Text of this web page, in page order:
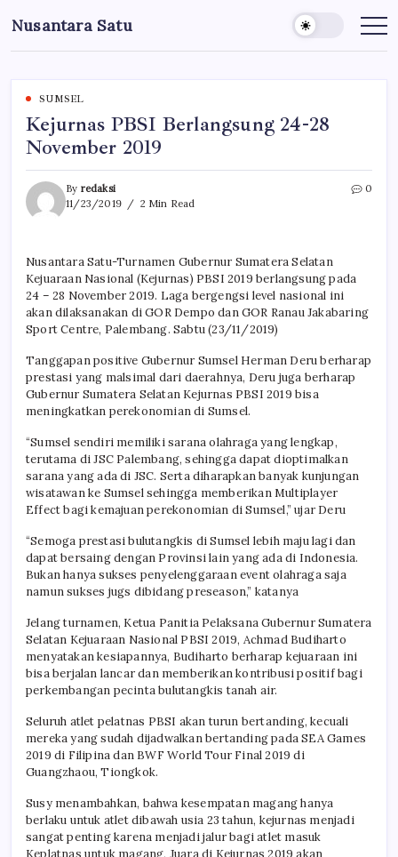
to
content
Nusantara Satu
Berita
Nusantara
SUMSEL
Kejurnas PBSI Berlangsung 24-28
November 2019
By redaksi
11/23/2019
2 Min Read
0
Nusantara Satu-Turnamen Gubernur Sumatera Selatan
Kejuaraan Nasional (Kejurnas) PBSI 2019 berlangsung pada
24 – 28 November 2019. Laga bergengsi level nasional ini
akan dilaksanakan di GOR Dempo dan GOR Ranau Jakabaring
Sport Centre, Palembang. Sabtu (23/11/2019)
Tanggapan positive Gubernur Sumsel Herman Deru berharap
prestasi yang malsimal dari daerahnya, Deru juga berharap
Gubernur Sumatera Selatan Kejurnas PBSI 2019 bisa
meningkatkan perekonomian di Sumsel.
“Sumsel sendiri memiliki sarana olahraga yang lengkap,
terutama di JSC Palembang, sehingga dapat dioptimalkan
sarana yang ada di JSC. Serta diharapkan banyak kunjungan
wisatawan ke Sumsel sehingga memberikan Multiplayer
Effect bagi kemajuan perekonomian di Sumsel,” ujar Deru
“Semoga prestasi bulutangkis di Sumsel lebih maju lagi dan
dapat bersaing dengan Provinsi lain yang ada di Indonesia.
Bukan hanya sukses penyelenggaraan event olahraga saja
namun sukses jugs dibidang preseason,” katanya
Jelang turnamen, Ketua Panitia Pelaksana Gubernur Sumatera
Selatan Kejuaraan Nasional PBSI 2019, Achmad Budiharto
menyatakan kesiapannya, Budiharto berharap kejuaraan ini
bisa berjalan lancar dan memberikan kontribusi positif bagi
perkembangan pecinta bulutangkis tanah air.
Seluruh atlet pelatnas PBSI akan turun bertanding, kecuali
mereka yang sudah dijadwalkan bertanding pada SEA Games
2019 di Filipina dan BWF World Tour Final 2019 di
Guangzhaou, Tiongkok.
Susy menambahkan, bahwa kesempatan magang hanya
berlaku untuk atlet dibawah usia 23 tahun, kejurnas menjadi
sangat penting karena menjadi jalur bagi atlet masuk
Keplatnas untuk magang, Juara di Kejurnas 2019 akan